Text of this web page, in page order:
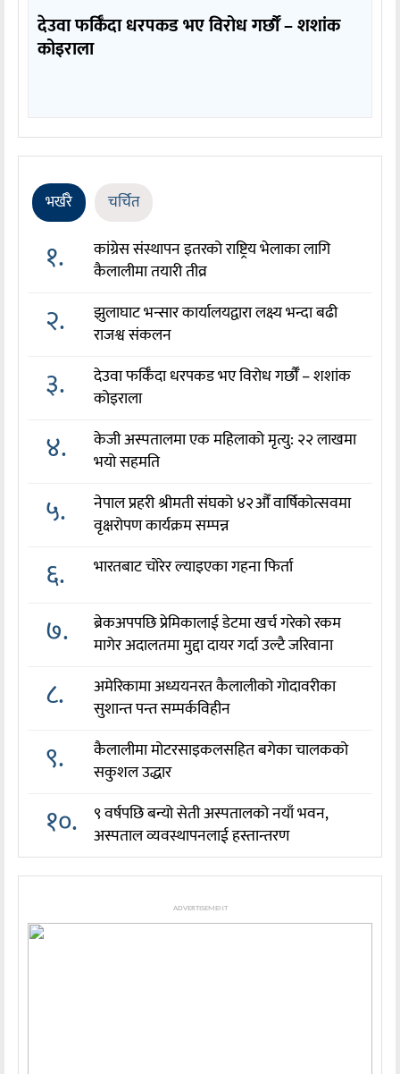
देउवा फर्किँदा धरपकड भए विरोध गर्छौँं – शशांक
कोइराला
भर्खरै चर्चित
१.
कांग्रेस संस्थापन इतरको राष्ट्रिय भेलाका लागि
कैलालीमा तयारी तीव्र
२.
झुलाघाट भन्सार कार्यालयद्वारा लक्ष्य भन्दा बढी
राजश्व संकलन
३.
देउवा फर्किँदा धरपकड भए विरोध गर्छौँं – शशांक
कोइराला
४.
केजी अस्पतालमा एक महिलाको मृत्यु: २२ लाखमा
भयो सहमति
५.
नेपाल प्रहरी श्रीमती संघको ४२औँ वार्षिकोत्सवमा
वृक्षरोपण कार्यक्रम सम्पन्न
६. भारतबाट चोरेर ल्याइएका गहना फिर्ता
७.
ब्रेकअपपछि प्रेमिकालाई डेटमा खर्च गरेको रकम
मागेर अदालतमा मुद्दा दायर गर्दा उल्टै जरिवाना
८.
अमेरिकामा अध्ययनरत कैलालीको गोदावरीका
सुशान्त पन्त सम्पर्कविहीन
९.
कैलालीमा मोटरसाइकलसहित बगेका चालकको
सकुशल उद्धार
१०.
९ वर्षपछि बन्यो सेती अस्पतालको नयाँ भवन,
अस्पताल व्यवस्थापनलाई हस्तान्तरण
ADVERTISEMENT